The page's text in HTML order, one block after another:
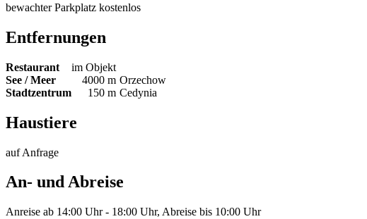
bewachter Parkplatz kostenlos
Entfernungen
Restaurant
im Objekt
See / Meer
4000 m Orzechow
Stadtzentrum
150 m Cedynia
Haustiere
auf Anfrage
An- und Abreise
Anreise ab 14:00 Uhr - 18:00 Uhr, Abreise bis 10:00 Uhr